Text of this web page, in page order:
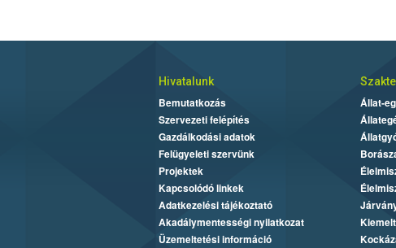
Hivatalunk
Bemutatkozás
Szervezeti felépítés
Gazdálkodási adatok
Felügyeleti szervünk
Projektek
Kapcsolódó linkek
Adatkezelési tájékoztató
Akadálymentességi nyilatkozat
Üzemeltetési információ
Állat-